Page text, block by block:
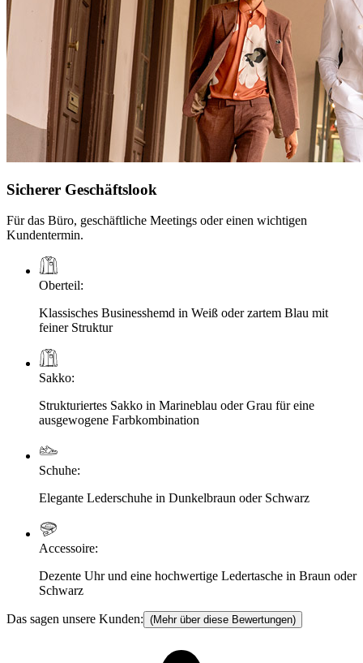
Sicherer Geschäftslook
Für das Büro, geschäftliche Meetings oder einen wichtigen
Kundentermin.
Oberteil:
Klassisches Businesshemd in Weiß oder zartem Blau mit
feiner Struktur
Sakko:
Strukturiertes Sakko in Marineblau oder Grau für eine
ausgewogene Farbkombination
Schuhe:
Elegante Lederschuhe in Dunkelbraun oder Schwarz
Accessoire:
Dezente Uhr und eine hochwertige Ledertasche in Braun oder
Schwarz
Das sagen unsere Kunden: (Mehr über diese Bewertungen)